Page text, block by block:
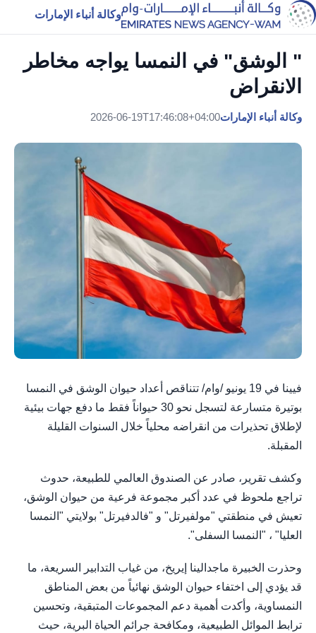
وكالة أنباء الإمارات
" الوشق" في النمسا يواجه مخاطر
الانقراض
وكالة أنباء الإمارات2026-06-19T17:46:08+04:00
فيينا في 19 يونيو /وام/ تتناقص أعداد حيوان الوشق في النمسا
بوتيرة متسارعة لتسجل نحو 30 حيواناً فقط ما دفع جهات بيئية
لإطلاق تحذيرات من انقراضه محلياً خلال السنوات القليلة
المقبلة.
وكشف تقرير، صادر عن الصندوق العالمي للطبيعة، حدوث
تراجع ملحوظ في عدد أكبر مجموعة فرعية من حيوان الوشق،
تعيش في منطقتي "مولفيرتل" و "فالدفيرتل" بولايتي "النمسا
العليا" ، "النمسا السفلى".
وحذرت الخبيرة ماجدالينا إيريخ، من غياب التدابير السريعة، ما
قد يؤدي إلى اختفاء حيوان الوشق نهائياً من بعض المناطق
النمساوية، وأكدت أهمية دعم المجموعات المتبقية، وتحسين
ترابط الموائل الطبيعية، ومكافحة جرائم الحياة البرية، حيث